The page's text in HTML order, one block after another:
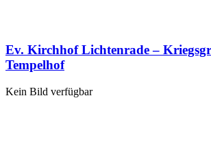
Ev. Kirchhof Lichtenrade –
Tempelhof
Kein Bild verfügbar